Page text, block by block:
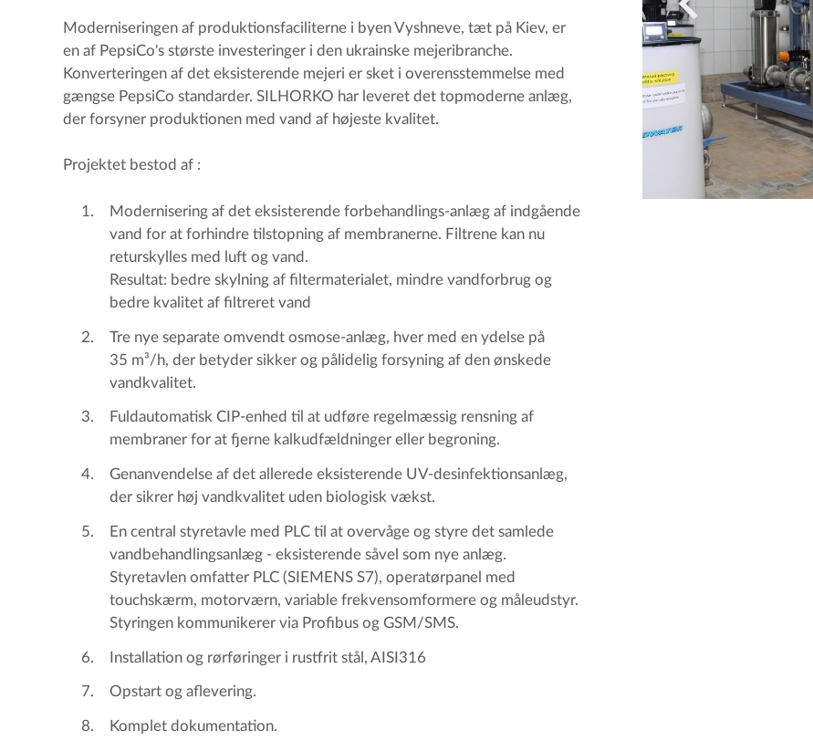
Moderniseringen af produktionsfaciliterne i byen Vyshneve, tæt på Kiev, er
en af PepsiCo's største investeringer i den ukrainske mejeribranche.
Konverteringen af det eksisterende mejeri er sket i overensstemmelse med
gængse PepsiCo standarder. SILHORKO har leveret det topmoderne anlæg,
der forsyner produktionen med vand af højeste kvalitet.
Projektet bestod af :
Modernisering af det eksisterende forbehandlings-anlæg af indgående
vand for at forhindre tilstopning af membranerne. Filtrene kan nu
returskylles med luft og vand.
Resultat: bedre skylning af filtermaterialet, mindre vandforbrug og
bedre kvalitet af filtreret vand
Tre nye separate omvendt osmose-anlæg, hver med en ydelse på
35 m³/h, der betyder sikker og pålidelig forsyning af den ønskede
vandkvalitet.
Fuldautomatisk CIP-enhed til at udføre regelmæssig rensning af
membraner for at fjerne kalkudfældninger eller begroning.
Genanvendelse af det allerede eksisterende UV-desinfektionsanlæg,
der sikrer høj vandkvalitet uden biologisk vækst.
En central styretavle med PLC til at overvåge og styre det samlede
vandbehandlingsanlæg - eksisterende såvel som nye anlæg.
Styretavlen omfatter PLC (SIEMENS S7), operatørpanel med
touchskærm, motorværn, variable frekvensomformere og måleudstyr.
Styringen kommunikerer via Profibus og GSM/SMS.
Installation og rørføringer i rustfrit stål, AISI316
Opstart og aflevering.
Komplet dokumentation.